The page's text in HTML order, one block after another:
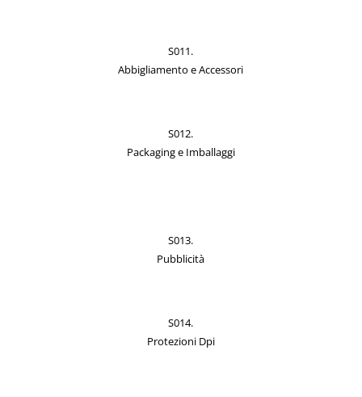
S011.
Abbigliamento e Accessori
S012.
Packaging e Imballaggi
S013.
Pubblicità
S014.
Protezioni Dpi